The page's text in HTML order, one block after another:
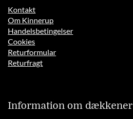
Kontakt
Om Kinnerup
Handelsbetingelser
Cookies
Returformular
Returfragt
Information om dækkener